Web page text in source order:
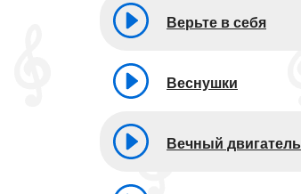
Верьте в себя
Веснушки
Вечный двигатель